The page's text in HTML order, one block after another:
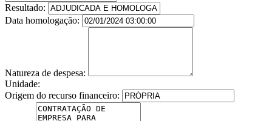
Resultado:
Data homologação:
Natureza de despesa:
Unidade:
Origem do recurso financeiro: